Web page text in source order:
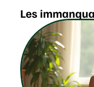
Les